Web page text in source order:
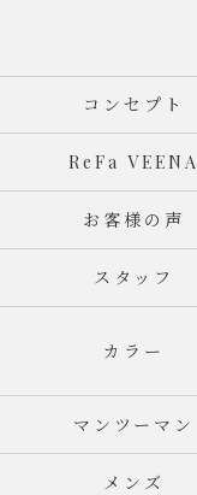
コンセプト
ReFa VEENA
お客様の声
スタッフ
カラー
マンツーマン
メンズ